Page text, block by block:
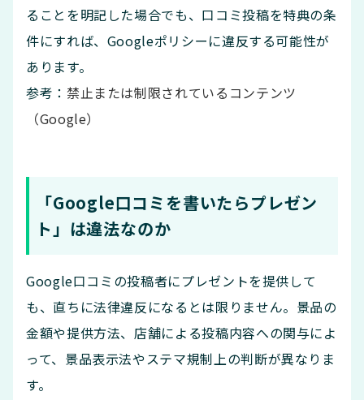
ることを明記した場合でも、口コミ投稿を特典の条
件にすれば、Googleポリシーに違反する可能性が
あります。
参考： 禁止または制限されているコンテンツ
（Google）
「Google口コミを書いたらプレゼン
ト」は違法なのか
Google口コミの投稿者にプレゼントを提供して
も、直ちに法律違反になるとは限りません。景品の
金額や提供方法、店舗による投稿内容への関与によ
って、景品表示法やステマ規制上の判断が異なりま
す。